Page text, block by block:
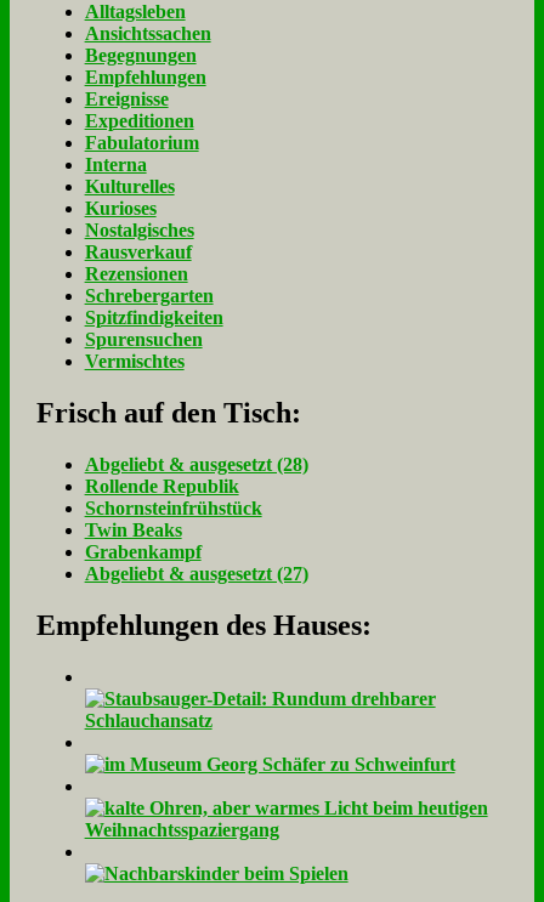
Alltagsleben
Ansichtssachen
Begegnungen
Empfehlungen
Ereignisse
Expeditionen
Fabulatorium
Interna
Kulturelles
Kurioses
Nostalgisches
Rausverkauf
Rezensionen
Schrebergarten
Spitzfindigkeiten
Spurensuchen
Vermischtes
Frisch auf den Tisch:
Ab­ge­liebt & aus­ge­setzt (28)
Rol­len­de Re­pu­blik
Schorn­stein­früh­stück
Twin Beaks
Gra­ben­kampf
Ab­ge­liebt & aus­ge­setzt (27)
Empfehlungen des Hauses: